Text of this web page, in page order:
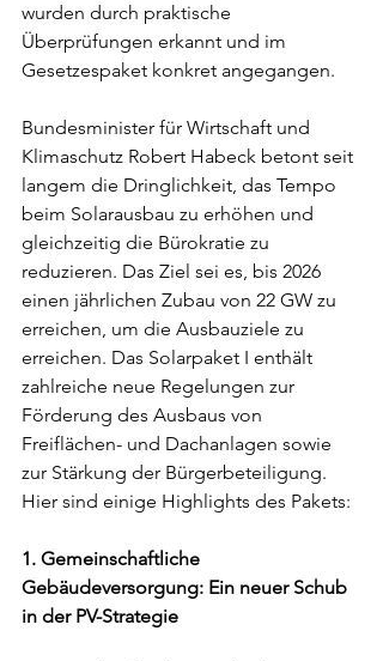
wurden durch praktische
Überprüfungen erkannt und im
Gesetzespaket konkret angegangen.
Bundesminister für Wirtschaft und
Klimaschutz Robert Habeck betont seit
langem die Dringlichkeit, das Tempo
beim Solarausbau zu erhöhen und
gleichzeitig die Bürokratie zu
reduzieren. Das Ziel sei es, bis 2026
einen jährlichen Zubau von 22 GW zu
erreichen, um die Ausbauziele zu
erreichen. Das Solarpaket I enthält
zahlreiche neue Regelungen zur
Förderung des Ausbaus von
Freiflächen- und Dachanlagen sowie
zur Stärkung der Bürgerbeteiligung.
Hier sind einige Highlights des Pakets:
1. Gemeinschaftliche
Gebäudeversorgung: Ein neuer Schub
in der PV-Strategie